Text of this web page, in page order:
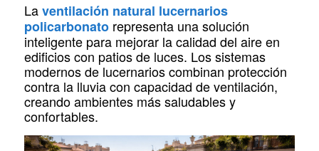
Laventilación natural lucernarios
policarbonatorepresenta una solución
inteligente para mejorar la calidad del aire en
edificios con patios de luces. Los sistemas
modernos de lucernarios combinan protección
contra la lluvia con capacidad de ventilación,
creando ambientes más saludables y
confortables.